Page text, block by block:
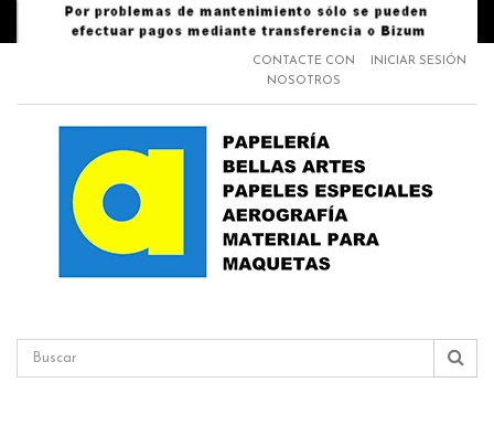
INICIAR SESIÓN
CONTACTE CON
NOSOTROS